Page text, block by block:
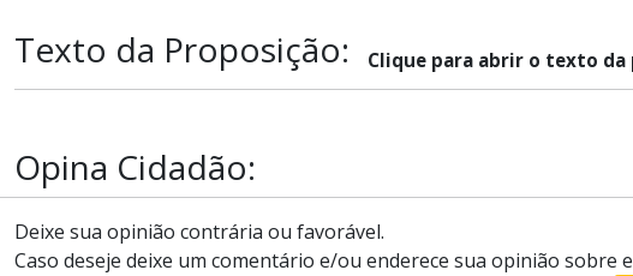
Texto da Proposição: Clique para abrir o texto da
Opina Cidadão:
Deixe sua opinião contrária ou favorável.
Caso deseje deixe um comentário e/ou enderece sua opinião sobre